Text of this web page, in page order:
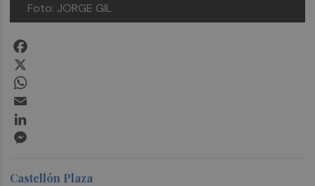
Foto: JORGE GIL
Castellón Plaza